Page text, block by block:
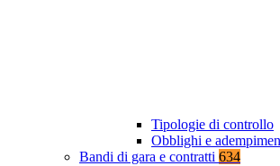
Tipologie di controllo
Obblighi e
Bandi di gara e contratti 634